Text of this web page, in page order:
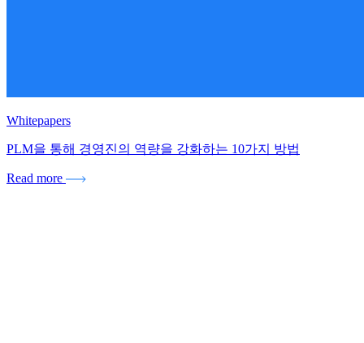
Whitepapers
PLM을 통해 경영진의 역량을 강화하는 10가지 방법
Read more